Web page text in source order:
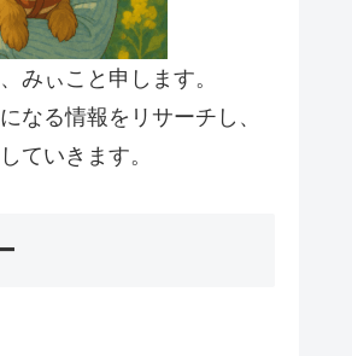
みぃこと申します。
なる情報をリサーチし、
ていきます。